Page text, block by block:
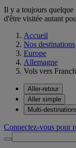
Il y a toujours quelque
d'être visitée autant
Accueil
Nos destinations
Europe
Allemagne
Vols vers
Aller-retour
Aller simple
Multi-
Connectez-vous pour